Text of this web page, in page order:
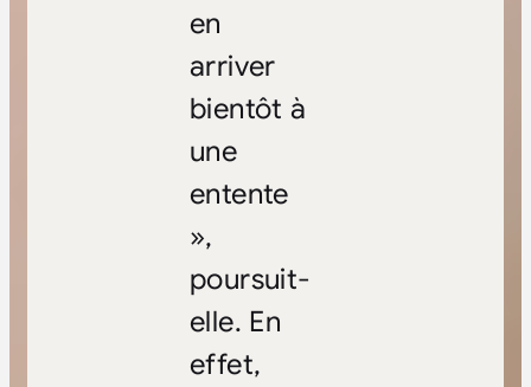
en
arriver
bientôt à
une
entente
»,
poursuit-
elle. En
effet,